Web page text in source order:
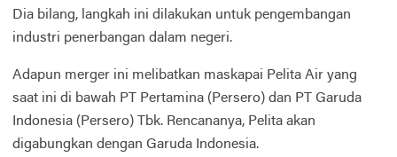
Dia bilang, langkah ini dilakukan untuk pengembangan
industri penerbangan dalam negeri.
Adapun merger ini melibatkan maskapai Pelita Air yang
saat ini di bawah PT Pertamina (Persero) dan PT Garuda
Indonesia (Persero) Tbk. Rencananya, Pelita akan
digabungkan dengan Garuda Indonesia.